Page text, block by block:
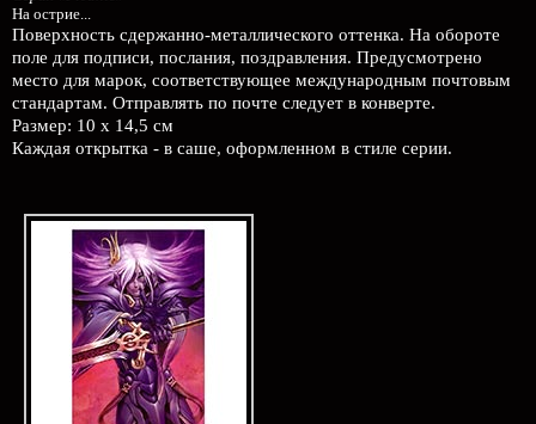
На острие...
Поверхность сдержанно-металлического оттенка. На обороте
поле для подписи, послания, поздравления. Предусмотрено
место для марок, соответствующее международным почтовым
стандартам. Отправлять по почте следует в конверте.
Размер: 10 х 14,5 см
Каждая открытка - в саше, оформленном в стиле серии.